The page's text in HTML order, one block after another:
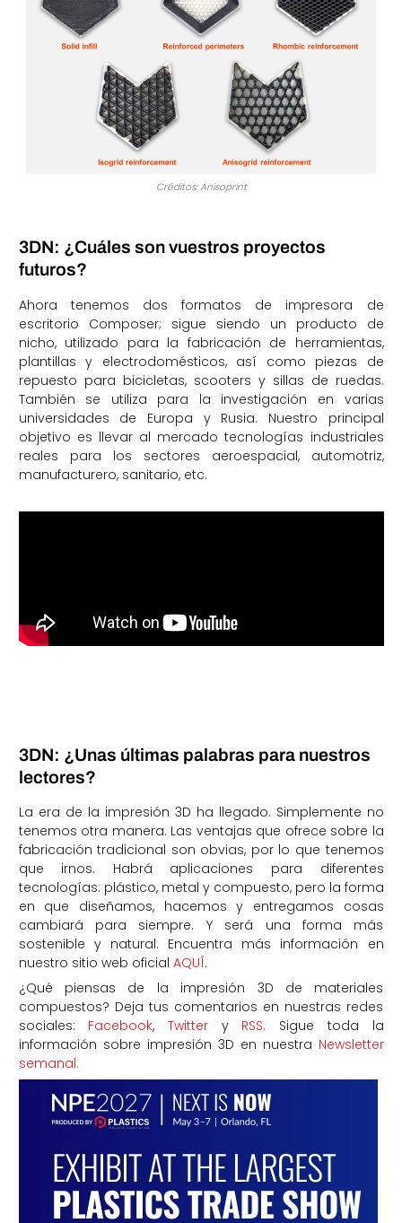
Créditos: Anisoprint
3DN: ¿Cuáles son vuestros proyectos
futuros?
Ahora tenemos dos formatos de impresora de
escritorio Composer; sigue siendo un producto de
nicho, utilizado para la fabricación de herramientas,
plantillas y electrodomésticos, así como piezas de
repuesto para bicicletas, scooters y sillas de ruedas.
También se utiliza para la investigación en varias
universidades de Europa y Rusia. Nuestro principal
objetivo es llevar al mercado tecnologías industriales
reales para los sectores aeroespacial, automotriz,
manufacturero, sanitario, etc.
3DN: ¿Unas últimas palabras para nuestros
lectores?
La era de la impresión 3D ha llegado. Simplemente no
tenemos otra manera. Las ventajas que ofrece sobre la
fabricación tradicional son obvias, por lo que tenemos
que irnos. Habrá aplicaciones para diferentes
tecnologías: plástico, metal y compuesto, pero la forma
en que diseñamos, hacemos y entregamos cosas
cambiará para siempre. Y será una forma más
sostenible y natural. Encuentra más información en
nuestro sitio web oficial AQUÍ.
¿Qué piensas de la impresión 3D de materiales
compuestos? Deja tus comentarios en nuestras redes
sociales: Facebook, Twittery RSS. Sigue toda la
información sobre impresión 3D en nuestra Newsletter
semanal.